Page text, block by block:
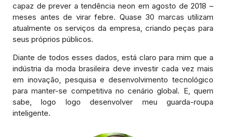
capaz de prever a tendência neon em agosto de 2018 –
meses antes de virar febre. Quase 30 marcas utilizam
atualmente os serviços da empresa, criando peças para
seus próprios públicos.
Diante de todos esses dados, está claro para mim que a
indústria da moda brasileira deve investir cada vez mais
em inovação, pesquisa e desenvolvimento tecnológico
para manter-se competitiva no cenário global. E, quem
sabe, logo logo desenvolver meu guarda-roupa
inteligente.